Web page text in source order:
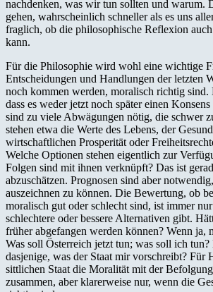
nachdenken, was wir tun sollten und warum.
gehen, wahrscheinlich schneller als es uns
fraglich, ob die philosophische Reflexion
kann.
Für die Philosophie wird wohl eine wichtige
Entscheidungen und Handlungen der letzten
noch kommen werden, moralisch richtig sind.
dass es weder jetzt noch später einen
sind zu viele Abwägungen nötig, die schwer
stehen etwa die Werte des Lebens, der
wirtschaftlichen Prosperität oder
Welche Optionen stehen eigentlich zur
Folgen sind mit ihnen verknüpft? Das ist
abzuschätzen. Prognosen sind aber
auszeichnen zu können. Die Bewertung, ob
moralisch gut oder schlecht sind, ist immer
schlechtere oder bessere Alternativen gibt.
früher abgefangen werden können? Wenn ja,
Was soll Österreich jetzt tun; was soll ich
dasjenige, was der Staat mir vorschreibt? Für
sittlichen Staat die Moralität mit der
zusammen, aber klarerweise nur, wenn die